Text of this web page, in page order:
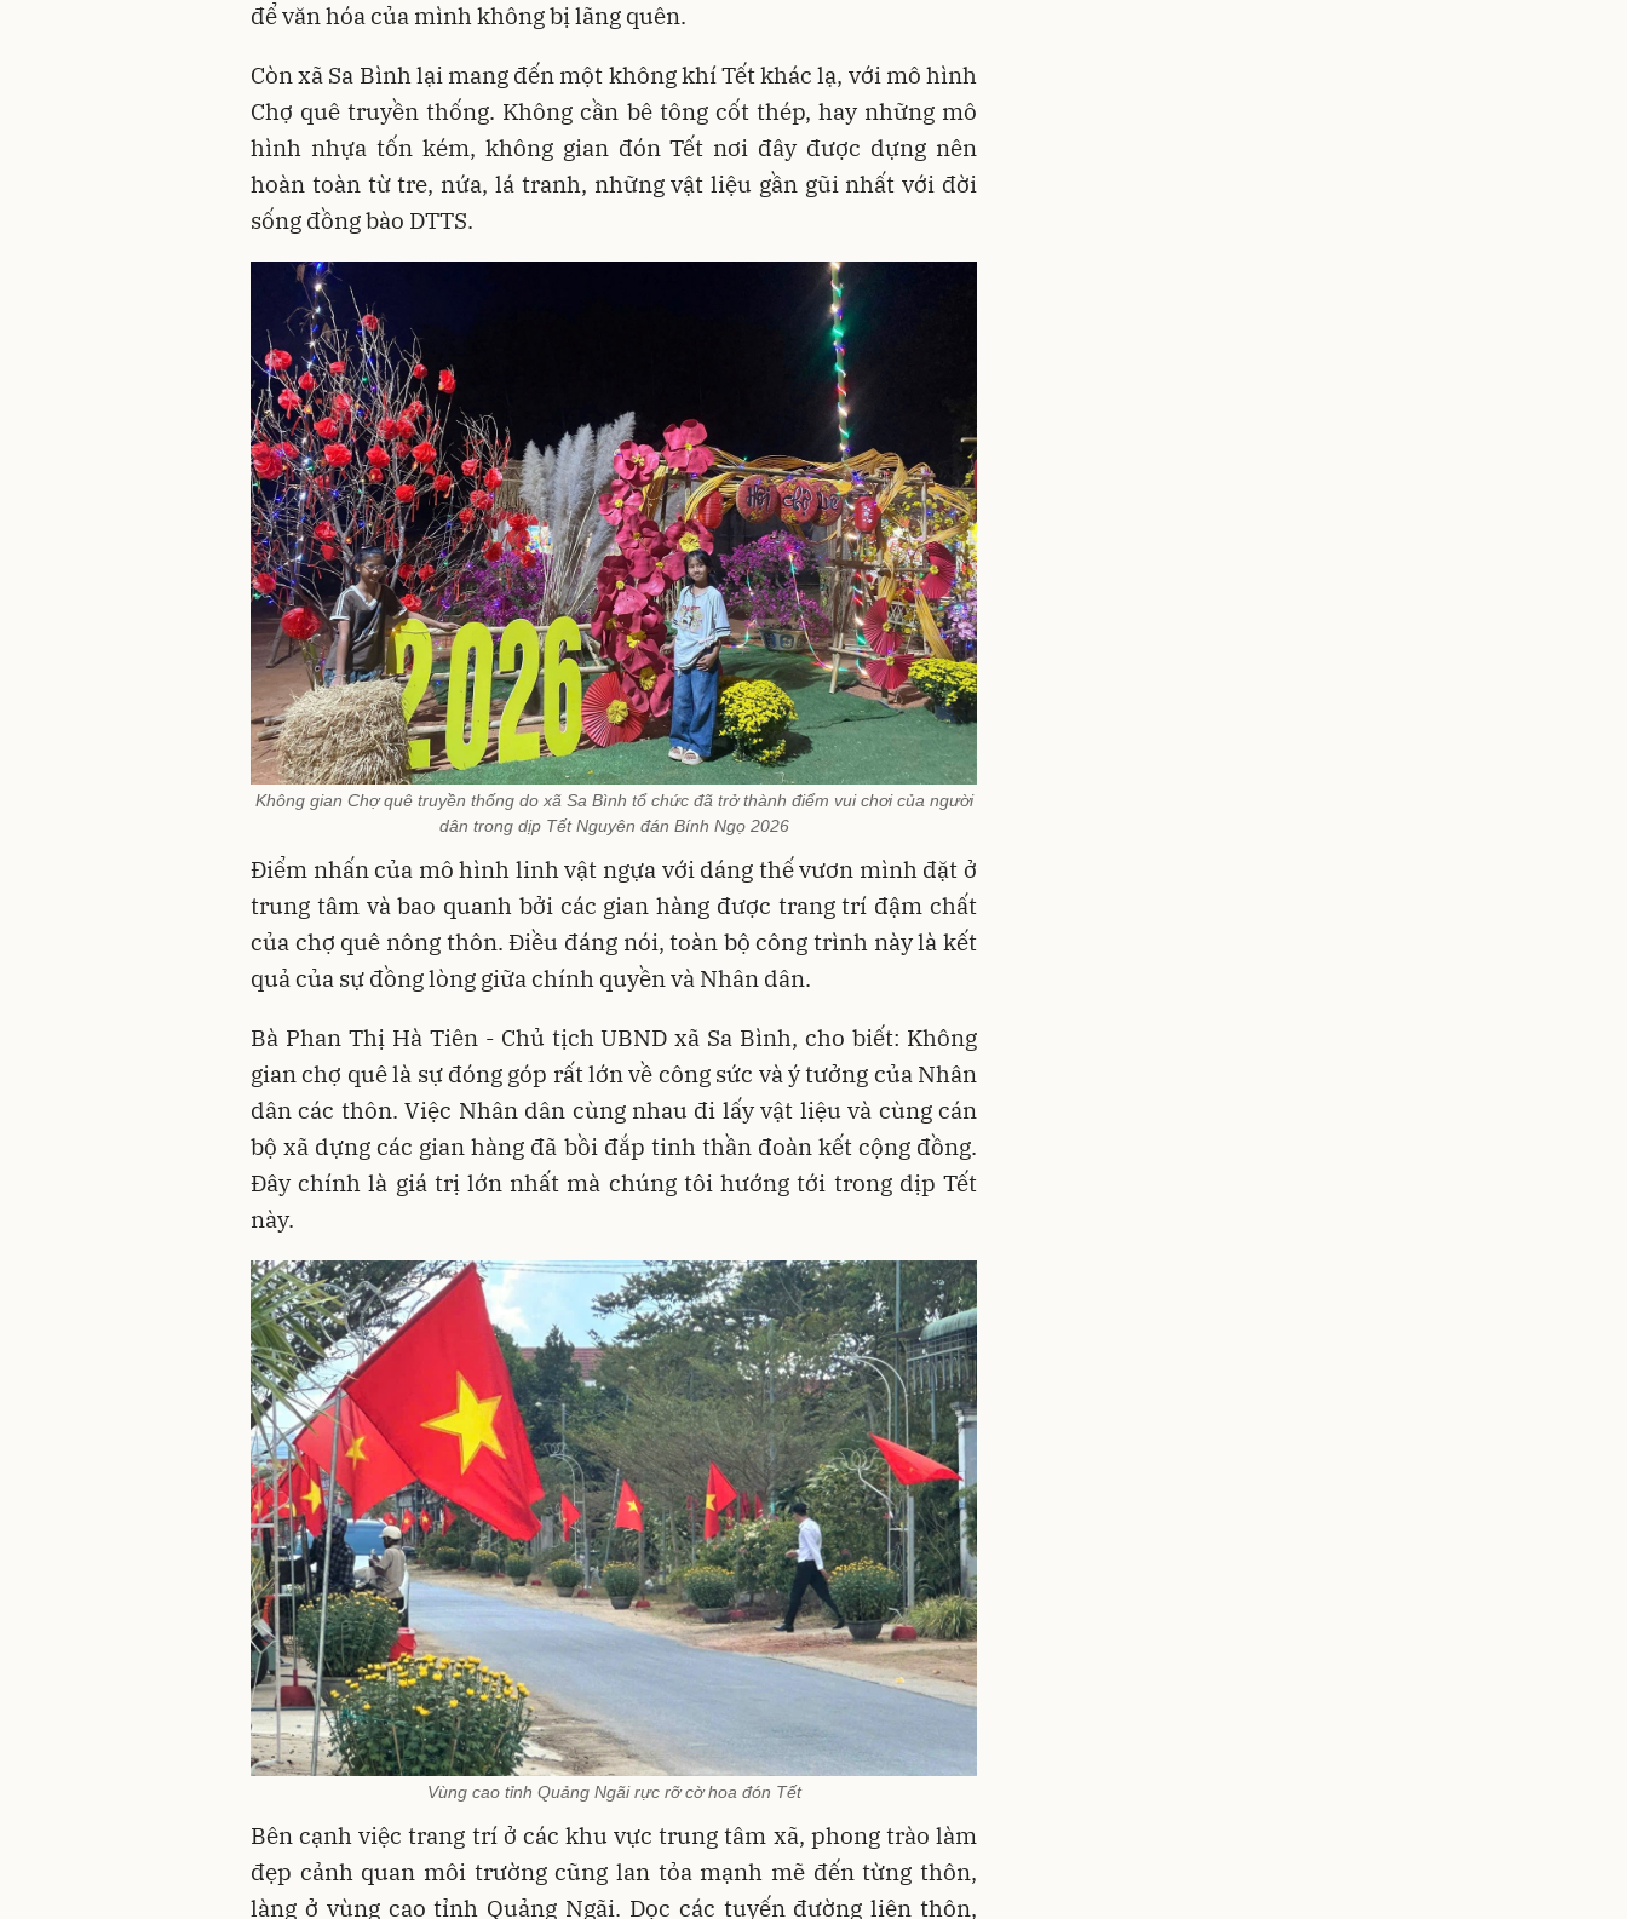
để văn hóa của mình không bị lãng quên.
Còn xã Sa Bình lại mang đến một không khí Tết khác lạ, với mô hình
Chợ quê truyền thống. Không cần bê tông cốt thép, hay những mô
hình nhựa tốn kém, không gian đón Tết nơi đây được dựng nên
hoàn toàn từ tre, nứa, lá tranh, những vật liệu gần gũi nhất với đời
sống đồng bào DTTS.
Không gian Chợ quê truyền thống do xã Sa Bình tổ chức đã trở thành điểm vui chơi của người
dân trong dịp Tết Nguyên đán Bính Ngọ 2026
Điểm nhấn của mô hình linh vật ngựa với dáng thế vươn mình đặt ở
trung tâm và bao quanh bởi các gian hàng được trang trí đậm chất
của chợ quê nông thôn. Điều đáng nói, toàn bộ công trình này là kết
quả của sự đồng lòng giữa chính quyền và Nhân dân.
Bà Phan Thị Hà Tiên - Chủ tịch UBND xã Sa Bình, cho biết: Không
gian chợ quê là sự đóng góp rất lớn về công sức và ý tưởng của Nhân
dân các thôn. Việc Nhân dân cùng nhau đi lấy vật liệu và cùng cán
bộ xã dựng các gian hàng đã bồi đắp tinh thần đoàn kết cộng đồng.
Đây chính là giá trị lớn nhất mà chúng tôi hướng tới trong dịp Tết
này.
Vùng cao tỉnh Quảng Ngãi rực rỡ cờ hoa đón Tết
Bên cạnh việc trang trí ở các khu vực trung tâm xã, phong trào làm
đẹp cảnh quan môi trường cũng lan tỏa mạnh mẽ đến từng thôn,
làng ở vùng cao tỉnh Quảng Ngãi. Dọc các tuyến đường liên thôn,